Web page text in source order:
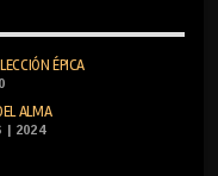
ÉPICA
ALMA
| 2024